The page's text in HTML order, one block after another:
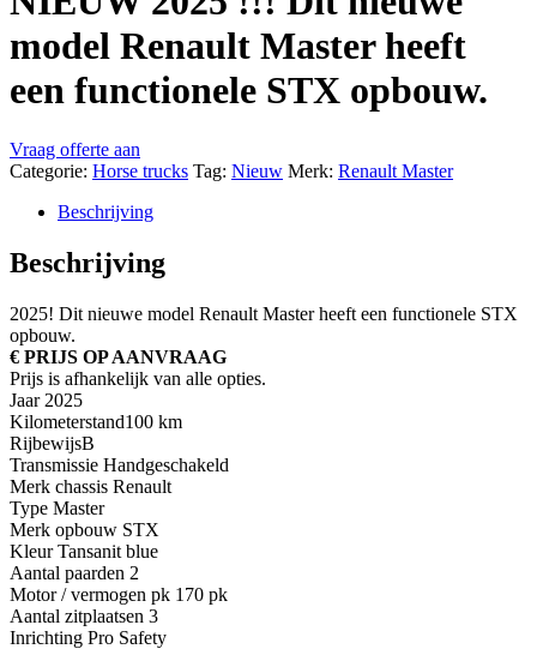
model Renault Master heeft
een functionele STX opbouw.
Vraag offerte aan
Categorie: Horse trucks Tag: Nieuw Merk: Renault Master
Beschrijving
Beschrijving
2025! Dit nieuwe model Renault Master heeft een functionele STX
opbouw.
€ PRIJS OP AANVRAAG
Prijs is afhankelijk van alle opties.
Jaar 2025
Kilometerstand100 km
RijbewijsB
Transmissie Handgeschakeld
Merk chassis Renault
Type Master
Merk opbouw STX
Kleur Tansanit blue
Aantal paarden 2
Motor / vermogen pk 170 pk
Aantal zitplaatsen 3
Inrichting Pro Safety